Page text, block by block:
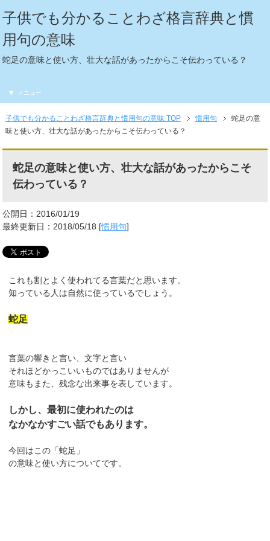
子供でも分かることわざ格言辞典と慣
用句の意味
蛇足の意味と使い方、壮大な話があったからこそ伝わっている？
メニュー
子供でも分かることわざ格言辞典と慣用句の意味 TOP 慣用句
蛇足の意
味と使い方、壮大な話があったからこそ伝わっている？
蛇足の意味と使い方、壮大な話があったからこそ
伝わっている？
公開日：2016/01/19
最終更新日：2018/05/18 [慣用句]
これも割とよく使われてる言葉だと思います。
知っている人は自然に使っているでしょう。
蛇足
言葉の響きと言い、文字と言い
それほどかっこいいものではありませんが
意味もまた、残念な出来事を表しています。
しかし、最初に使われたのは
なかなかすごい話でもあります。
今回はこの「蛇足」
の意味と使い方についてです。